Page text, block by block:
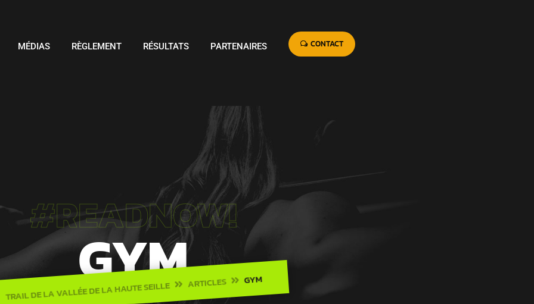
MÉDIAS RÈGLEMENT RÉSULTATS PARTENAIRES CONTACT
#READNOW!
GYM
TRAIL DE LA VALLÉE DE LA HAUTE SEILLE  ARTICLES  GYM